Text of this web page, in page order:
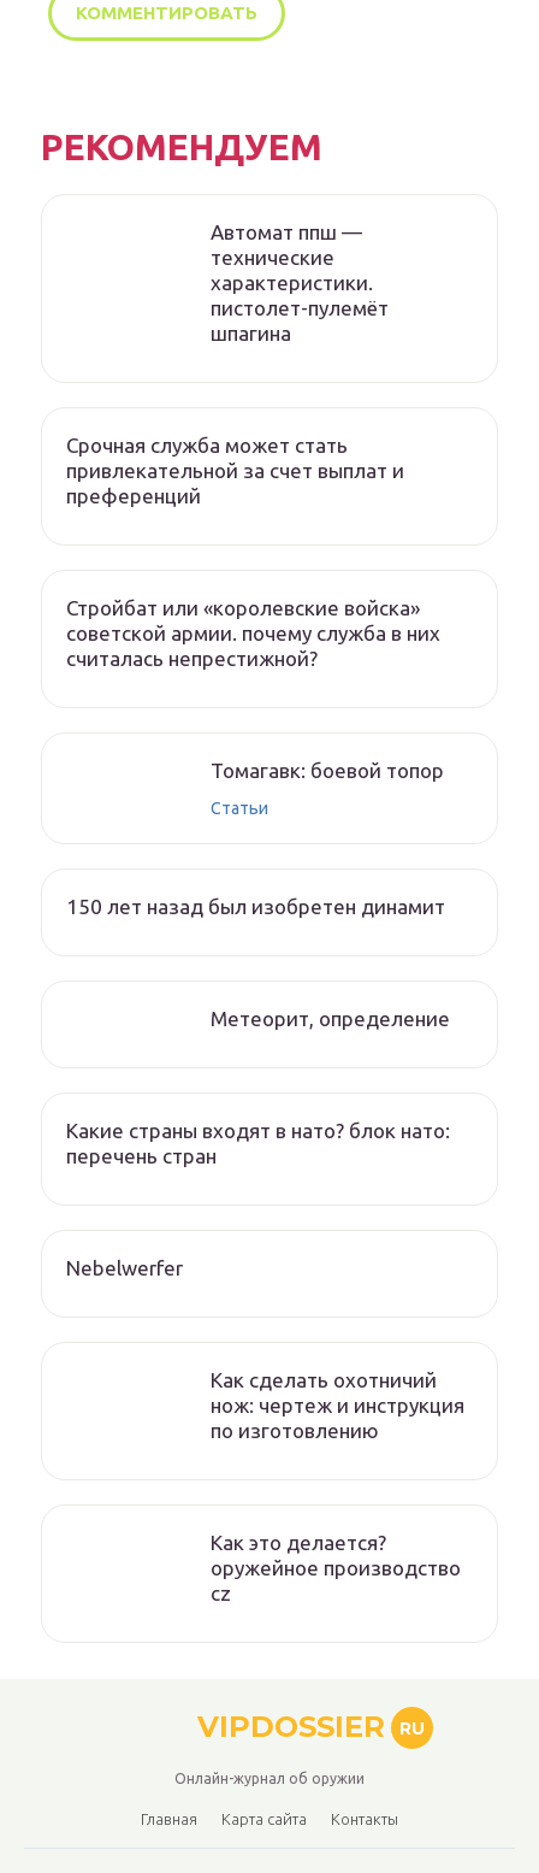
РЕКОМЕНДУЕМ
Автомат ппш —
технические
характеристики.
пистолет-пулемёт
шпагина
Срочная служба может стать
привлекательной за счет выплат и
преференций
Стройбат или «королевские войска»
советской армии. почему служба в них
считалась непрестижной?
Томагавк: боевой топор
Статьи
150 лет назад был изобретен динамит
Метеорит, определение
Какие страны входят в нато? блок нато:
перечень стран
Nebelwerfer
Как сделать охотничий
нож: чертеж и инструкция
по изготовлению
Как это делается?
оружейное производство
cz
VIPDOSSIER RU
Онлайн-журнал об оружии
Главная Карта сайта Контакты